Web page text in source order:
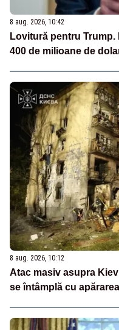
8 aug. 2026, 10:42
Lovitură pentru Trump.
400 de milioane de
8 aug. 2026, 10:12
Atac masiv asupra
se întâmplă cu